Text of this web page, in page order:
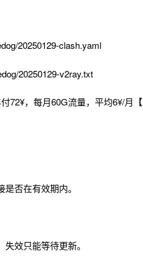
20250129-clash.yaml
20250129-v2ray.txt
72¥，每月60G流量，平均6¥/月【
否在有效期内。
效只能等待更新。